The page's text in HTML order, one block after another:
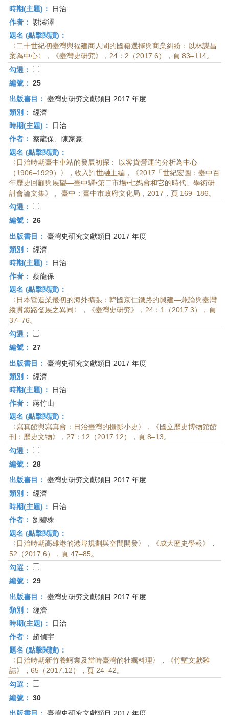
時期(主題)：
日治
作者： 謝濬澤
題名 (點擊閱讀)：
〈二十世紀初臺灣與福建商人間的國籍選擇與商業糾紛：以林謀昌
案為中心〉，《臺灣史研究》，24：2（2017.6），頁 83–114。
勾選：
編號： 25
出版書目： 臺灣史研究文獻類目 2017 年度
類別： 經濟
時期(主題)：
日治
作者： 蔡龍保、陳家豪
題名 (點擊閱讀)：
〈日治時期臺中車站的發展初探： 以客貨營運的分析為中心
（1906–1929）〉，收入許世融主編，《2017「世紀宏圖：臺中百
年歷史回顧與展望—臺中驛•第二市場•七媽會和它的時代」學術研
討會論文集》， 臺中：臺中市政府文化局，2017，頁 169–186。
勾選：
編號： 26
出版書目： 臺灣史研究文獻類目 2017 年度
類別： 經濟
時期(主題)：
日治
作者： 蔡龍保
題名 (點擊閱讀)：
〈日本營造業最初的海外擴張：韓國京仁鐵路的興建—兼論與臺灣
縱貫鐵路發展之異同〉，《臺灣史研究》，24：1（2017.3），頁
37–76。
勾選：
編號： 27
出版書目： 臺灣史研究文獻類目 2017 年度
類別： 經濟
時期(主題)：
日治
作者： 蔣竹山
題名 (點擊閱讀)：
〈寫真館與寫真會：日治臺灣的攝影小史〉，《國立歷史博物館館
刊：歷史文物》，27：12（2017.12），頁 8–13。
勾選：
編號： 28
出版書目： 臺灣史研究文獻類目 2017 年度
類別： 經濟
時期(主題)：
日治
作者： 劉碧株
題名 (點擊閱讀)：
〈日治時期高雄港的港埠規劃與空間開發〉，《成大歷史學報》，
52（2017.6），頁 47–85。
勾選：
編號： 29
出版書目： 臺灣史研究文獻類目 2017 年度
類別： 經濟
時期(主題)：
日治
作者：
趙偵宇
題名 (點擊閱讀)：
〈日治時期新竹養蚵業及當時臺灣的牡蠣料理〉，《竹塹文獻雜
誌》，65（2017.12），頁 24–42。
勾選：
編號： 30